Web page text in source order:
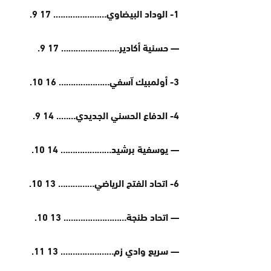
1- الوداد البيضاوي…………………. 17 9.
— حسنية أكادير…………………… 17 9.
3- أولمبيك آسفي………………… 16 10.
4- الدفاع الحسني الجديدي…….. 14 9.
— يوسفية برشيد………………… 14 10.
6- اتحاد الفتح الرياضي…………… 13 10.
— اتحاد طنجة…………………….. 13 10.
— سريع وادي زم…………………. 13 11.